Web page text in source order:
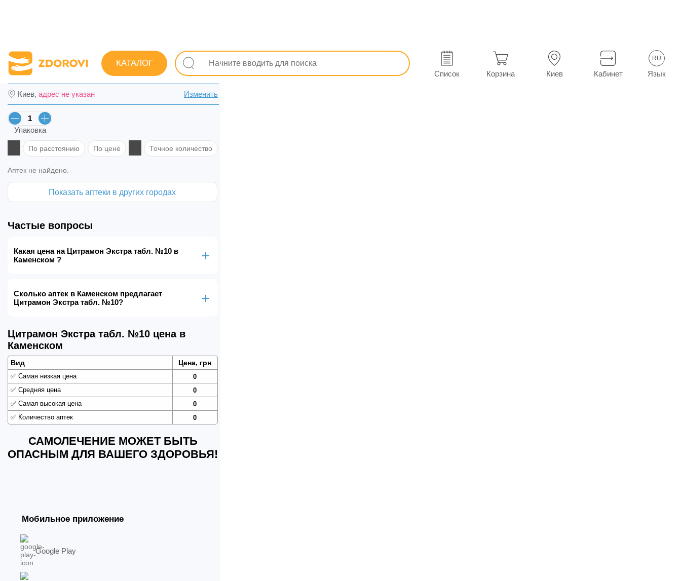
КАТАЛОГ
Список Корзина Киев Кабинет
RU
Язык
Поиск лекарств Лекарства Обезболивающие и спазмолитические Противопростудные (грипп, ОРЗ) Болеутоляющие От головной и зубной боли Жаропонижающие
Цитрамон Экстра табл. №10 в Каменском
Киев, адрес не указан Изменить
Упаковка
По расстоянию По цене Точное количество
Аптек не найдено.
Показать аптеки в других городах
Частые вопросы
Какая цена на Цитрамон Экстра табл. №10 в
Каменском ?
Сколько аптек в Каменском предлагает
Цитрамон Экстра табл. №10?
Цитрамон Экстра табл. №10 цена в
Каменском
Вид Цена, грн
✅ Самая низкая цена
0
✅ Средняя цена
0
✅ Самая высокая цена
0
✅ Количество аптек 0
САМОЛЕЧЕНИЕ МОЖЕТ БЫТЬ
ОПАСНЫМ ДЛЯ ВАШЕГО ЗДОРОВЬЯ!
Мобильное приложение
Google Play